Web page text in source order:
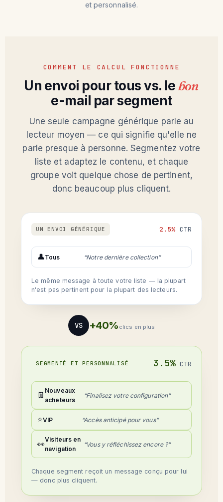
et personnalisé.
COMMENT LE CALCUL FONCTIONNE
Un envoi pour tous vs. lebon
e-mail par segment
Une seule campagne générique parle au
lecteur moyen — ce qui signifie qu'elle ne
parle presque à personne. Segmentez votre
liste et adaptez le contenu, et chaque
groupe voit quelque chose de pertinent,
donc beaucoup plus cliquent.
UN ENVOI GÉNÉRIQUE 2.5% CTR
👤Tous “Notre dernière collection”
Le même message à toute votre liste — la plupart
n'est pas pertinent pour la plupart des lecteurs.
VS +40% clics en plus
SEGMENTÉ ET PERSONNALISÉ 3.5%CTR
👖 Nouveaux
acheteurs
“Finalisez votre configuration”
⭐VIP “Accès anticipé pour vous”
👀Visiteurs en
navigation
“Vous y réfléchissez encore ?”
Chaque segment reçoit un message conçu pour lui
— donc plus cliquent.